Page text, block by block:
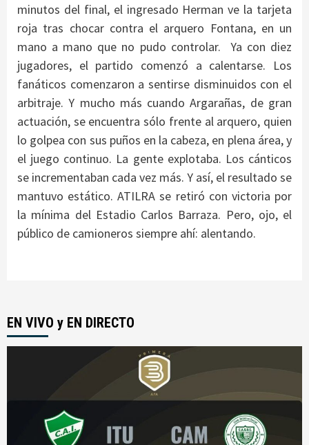
minutos del final, el ingresado Herman ve la tarjeta
roja tras chocar contra el arquero Fontana, en un
mano a mano que no pudo controlar. Ya con diez
jugadores, el partido comenzó a calentarse. Los
fanáticos comenzaron a sentirse disminuidos con el
arbitraje. Y mucho más cuando Argarañas, de gran
actuación, se encuentra sólo frente al arquero, quien
lo golpea con sus puños en la cabeza, en plena área, y
el juego continuo. La gente explotaba. Los cánticos
se incrementaban cada vez más. Y así, el resultado se
mantuvo estático. ATILRA se retiró con victoria por
la mínima del Estadio Carlos Barraza. Pero, ojo, el
público de camioneros siempre ahí: alentando.
EN VIVO y EN DIRECTO